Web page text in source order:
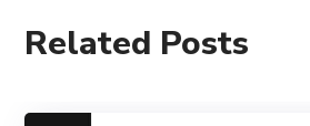
Related Posts